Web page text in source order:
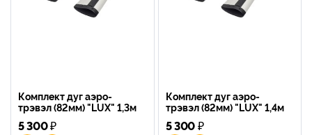
Комплект дуг аэро-
трэвэл (82мм) "LUX" 1,3м
5 300₽
Комплект дуг аэро-
трэвэл (82мм) "LUX" 1,4м
5 300₽